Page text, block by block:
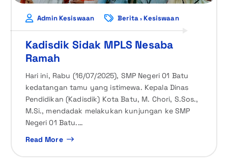
Admin Kesiswaan Berita,Kesiswaan
Kadisdik Sidak MPLS Nesaba
Ramah
Hari ini, Rabu (16/07/2025), SMP Negeri 01 Batu
kedatangan tamu yang istimewa. Kepala Dinas
Pendidikan (Kadisdik) Kota Batu, M. Chori, S.Sos.,
M.Si., mendadak melakukan kunjungan ke SMP
Negeri 01 Batu.…
Read More